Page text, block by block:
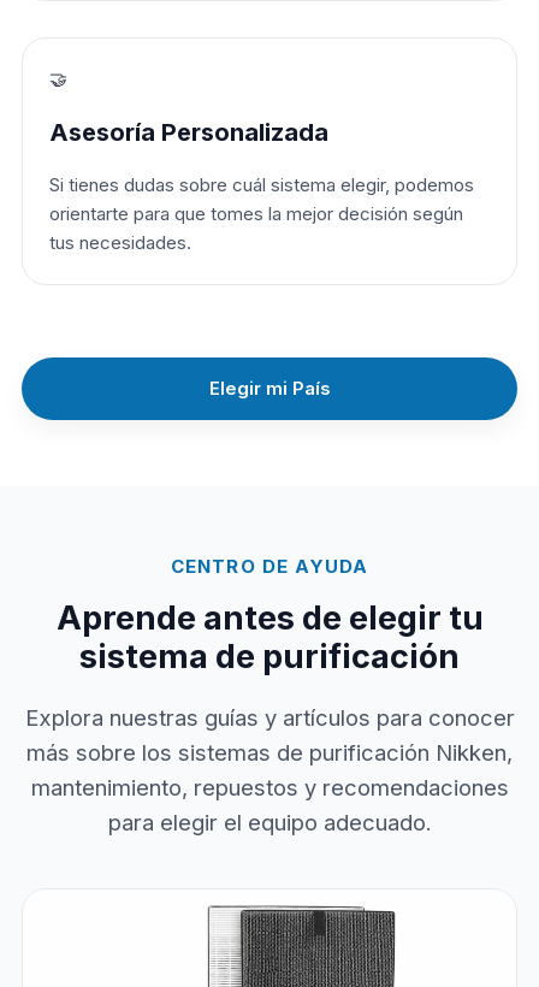
🤝
Asesoría Personalizada
Si tienes dudas sobre cuál sistema elegir, podemos
orientarte para que tomes la mejor decisión según
tus necesidades.
Elegir mi País
CENTRO DE AYUDA
Aprende antes de elegir tu
sistema de purificación
Explora nuestras guías y artículos para conocer
más sobre los sistemas de purificación Nikken,
mantenimiento, repuestos y recomendaciones
para elegir el equipo adecuado.